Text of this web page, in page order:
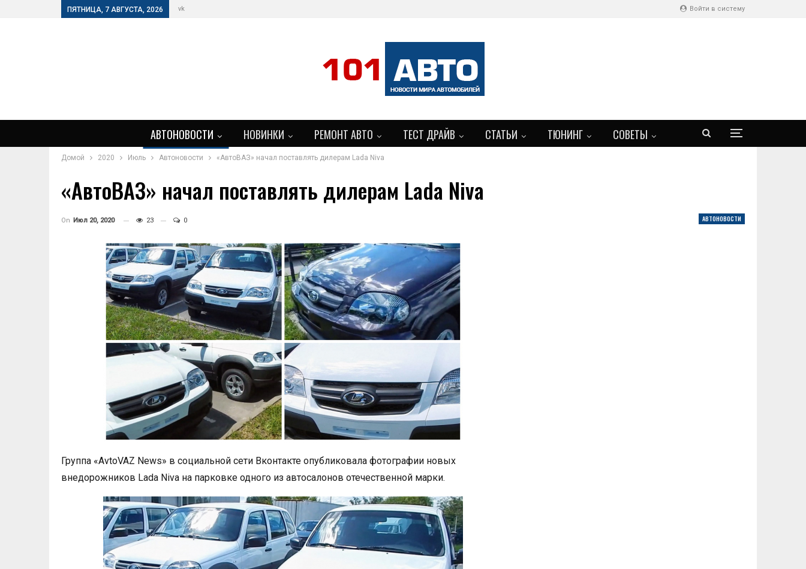
Войти в систему
ПЯТНИЦА, 7 АВГУСТА, 2026 vk
АВТОНОВОСТИ НОВИНКИ РЕМОНТ АВТО ТЕСТ ДРАЙВ СТАТЬИ ТЮНИНГ
СОВЕТЫ
БОЛЬШЕ
Домой 2020 Июль Автоновости «АвтоВАЗ» начал поставлять дилерам Lada Niva
«АвтоВАЗ» начал поставлять дилерам Lada Niva
АВТОНОВОСТИ
On Июл 20, 2020 23 0
Группа «AvtoVAZ News» в социальной сети Вконтакте опубликовала фотографии новых
внедорожников Lada Niva на парковке одного из автосалонов отечественной марки.